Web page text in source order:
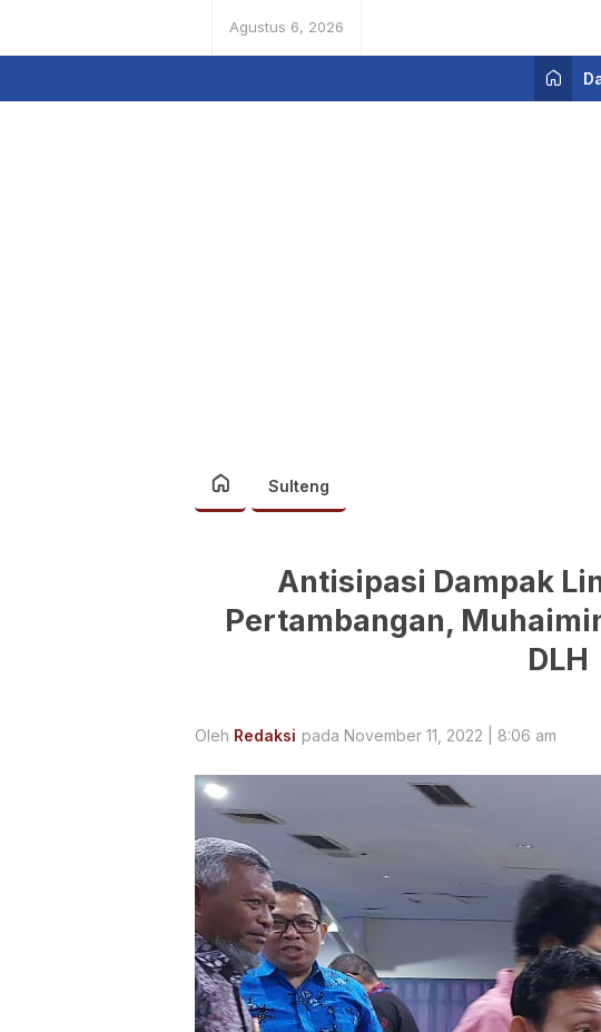
Agustus 6, 2026
Sulteng
Antisipasi Dampak
Pertambangan,
DLH
Oleh Redaksi pada November 11, 2022 | 8:06 am